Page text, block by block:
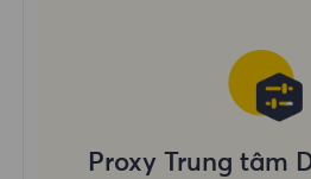
Proxy Trung tâm